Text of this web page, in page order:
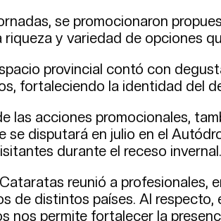
se promocionaron
riqueza y variedad de opciones
provincial contó con
fortaleciendo la identidad del
las acciones promocionales,
se disputará en julio en el
durante el receso invernal.
reunió a profesionales,
de distintos países. Al
nos permite fortalecer la